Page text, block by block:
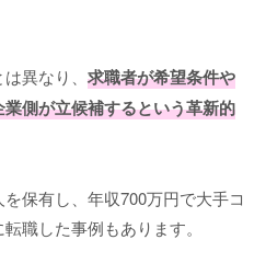
異なり、 求職者が希望条件や
側が立候補するという革新的
保有し、年収700万円で大手コ
職した事例もあります。